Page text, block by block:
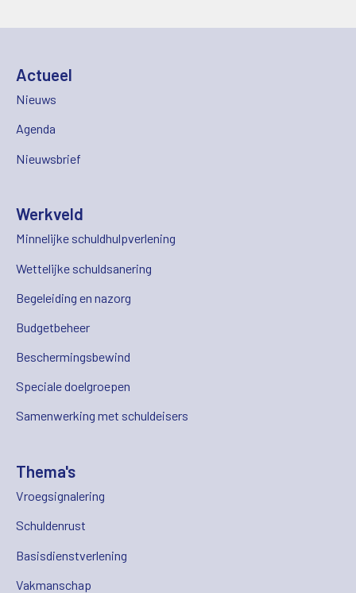
Actueel
Nieuws
Agenda
Nieuwsbrief
Werkveld
Minnelijke schuldhulpverlening
Wettelijke schuldsanering
Begeleiding en nazorg
Budgetbeheer
Beschermingsbewind
Speciale doelgroepen
Samenwerking met schuldeisers
Thema's
Vroegsignalering
Schuldenrust
Basisdienstverlening
Vakmanschap